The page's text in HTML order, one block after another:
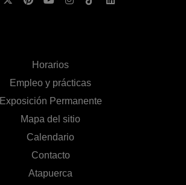
Horarios
Empleo y prácticas
Exposición Permanente
Mapa del sitio
Calendario
Contacto
Atapuerca